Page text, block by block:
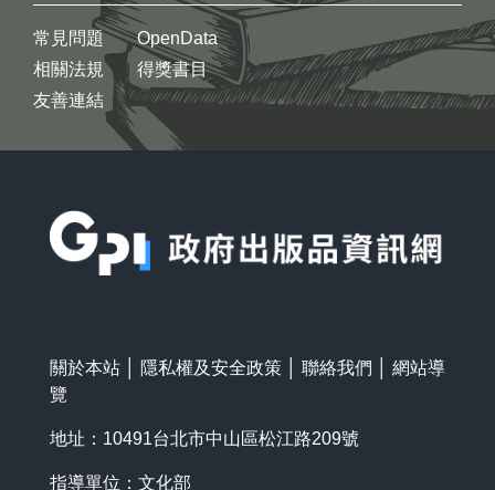
常見問題
相關法規
友善連結
OpenData
得獎書目
關於本站 隱私權及安全政策 聯絡我們
網站導
覽
地址：10491台北市中山區松江路209號
指導單位：文化部